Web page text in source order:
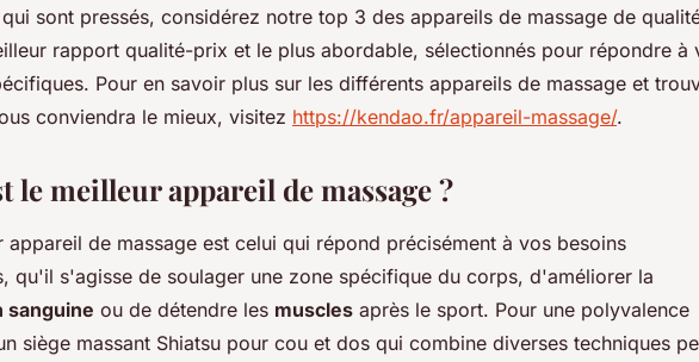
sont pressés, considérez notre top 3 des appareils de massage de
rapport qualité-prix et le plus abordable, sélectionnés pour répondre à
Pour en savoir plus sur les différents appareils de massage et
conviendra le mieux, visitez https://kendao.fr/appareil-massage/.
le meilleur appareil de massage ?
appareil de massage est celui qui répond précisément à vos besoins
qu'il s'agisse de soulager une zone spécifique du corps, d'améliorer la
sanguine ou de détendre les muscles après le sport. Pour une polyvalence
siège massant Shiatsu pour cou et dos qui combine diverses techniques